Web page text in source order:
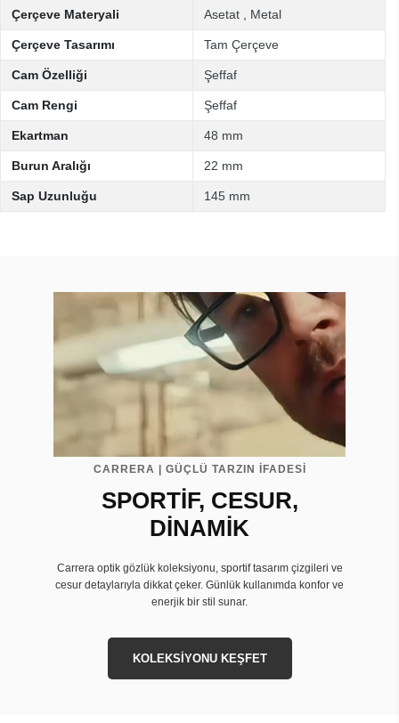
Çerçeve Materyali Asetat Metal
Çerçeve Tasarımı Tam Çerçeve
Cam Özelliği Şeffaf
Cam Rengi Şeffaf
Ekartman 48 mm
Burun Aralığı 22 mm
Sap Uzunluğu 145 mm
CARRERA | GÜÇLÜ TARZIN İFADESİ
SPORTİF, CESUR,
DİNAMİK
Carrera optik gözlük koleksiyonu, sportif tasarım çizgileri ve
cesur detaylarıyla dikkat çeker. Günlük kullanımda konfor ve
enerjik bir stil sunar.
KOLEKSİYONU KEŞFET